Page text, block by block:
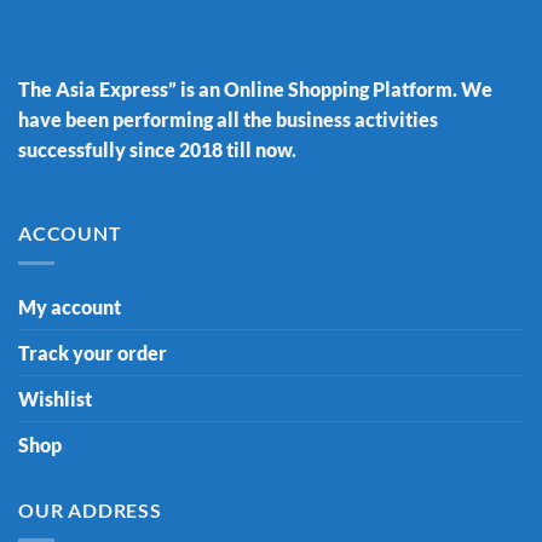
The Asia Express” is an Online Shopping Platform. We
have been performing all the business activities
successfully since 2018 till now.
ACCOUNT
My account
Track your order
Wishlist
Shop
OUR ADDRESS